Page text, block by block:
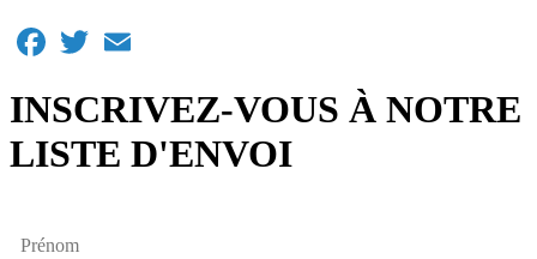
Facebook
Twitter
INSCRIVEZ-VOUS À NOTRE
LISTE D'ENVOI